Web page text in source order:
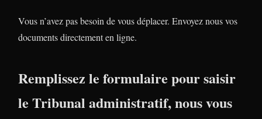
Vous n’avez pas besoin de vous déplacer. Envoyez nous vos
documents directement en ligne.
Remplissez le formulaire pour saisir
le Tribunal administratif, nous vous